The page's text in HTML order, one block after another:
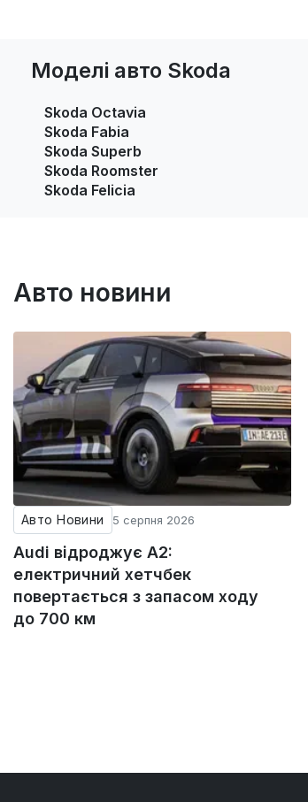
Моделі авто Skoda
Skoda Octavia
Skoda Fabia
Skoda Superb
Skoda Roomster
Skoda Felicia
Авто новини
Авто Новини 5 серпня 2026
Audi відроджує A2:
електричний хетчбек
повертається з запасом ходу
до 700 км